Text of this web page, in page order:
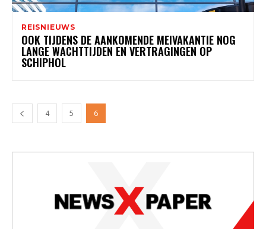
REISNIEUWS
OOK TIJDENS DE AANKOMENDE MEIVAKANTIE NOG
LANGE WACHTTIJDEN EN VERTRAGINGEN OP
SCHIPHOL
4 5 6